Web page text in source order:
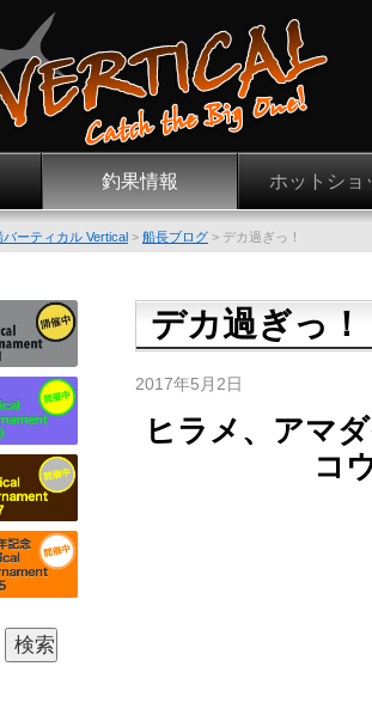
釣果情報 ホットショ
ーティカル Vertical > 船長ブログ > デカ過ぎっ！
デカ過ぎっ！
2017年5月2日
ヒラメ、アマ
コ